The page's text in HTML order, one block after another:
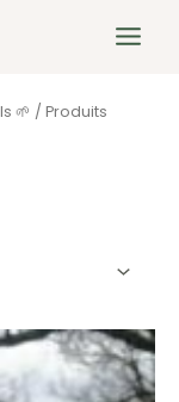
Main
🌱 / Produits